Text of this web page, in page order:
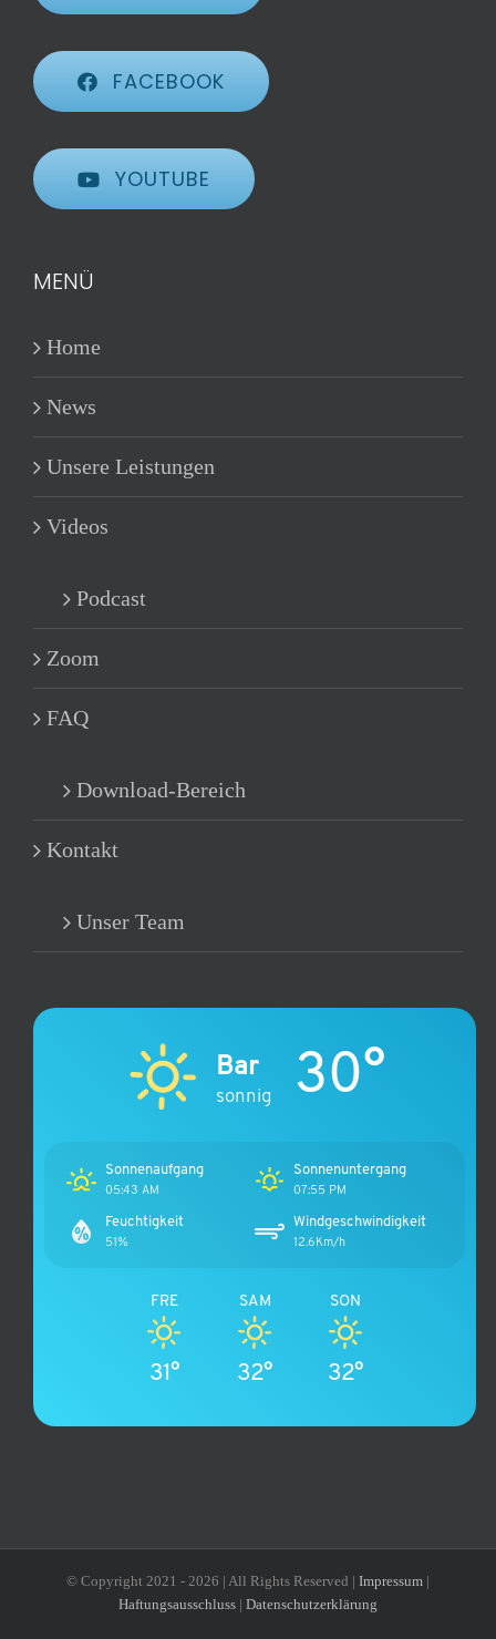
FACEBOOK
YOUTUBE
MENÜ
Home
News
Unsere Leistungen
Videos
Podcast
Zoom
FAQ
Download-Bereich
Kontakt
Unser Team
Bar
sonnig 30°
Sonnenaufgang
05:43 AM
Sonnenuntergang
07:55 PM
Feuchtigkeit
51%
Windgeschwindigkeit
12.6Km/h
FRE
31°
SAM
32°
SON
32°
© Copyright 2021 - 2026 | All Rights Reserved | Impressum |
Haftungsausschluss | Datenschutzerklärung